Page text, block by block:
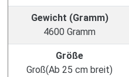
Gewicht (Gramm)
4600 Gramm
Größe
Groß(Ab 25 cm breit)